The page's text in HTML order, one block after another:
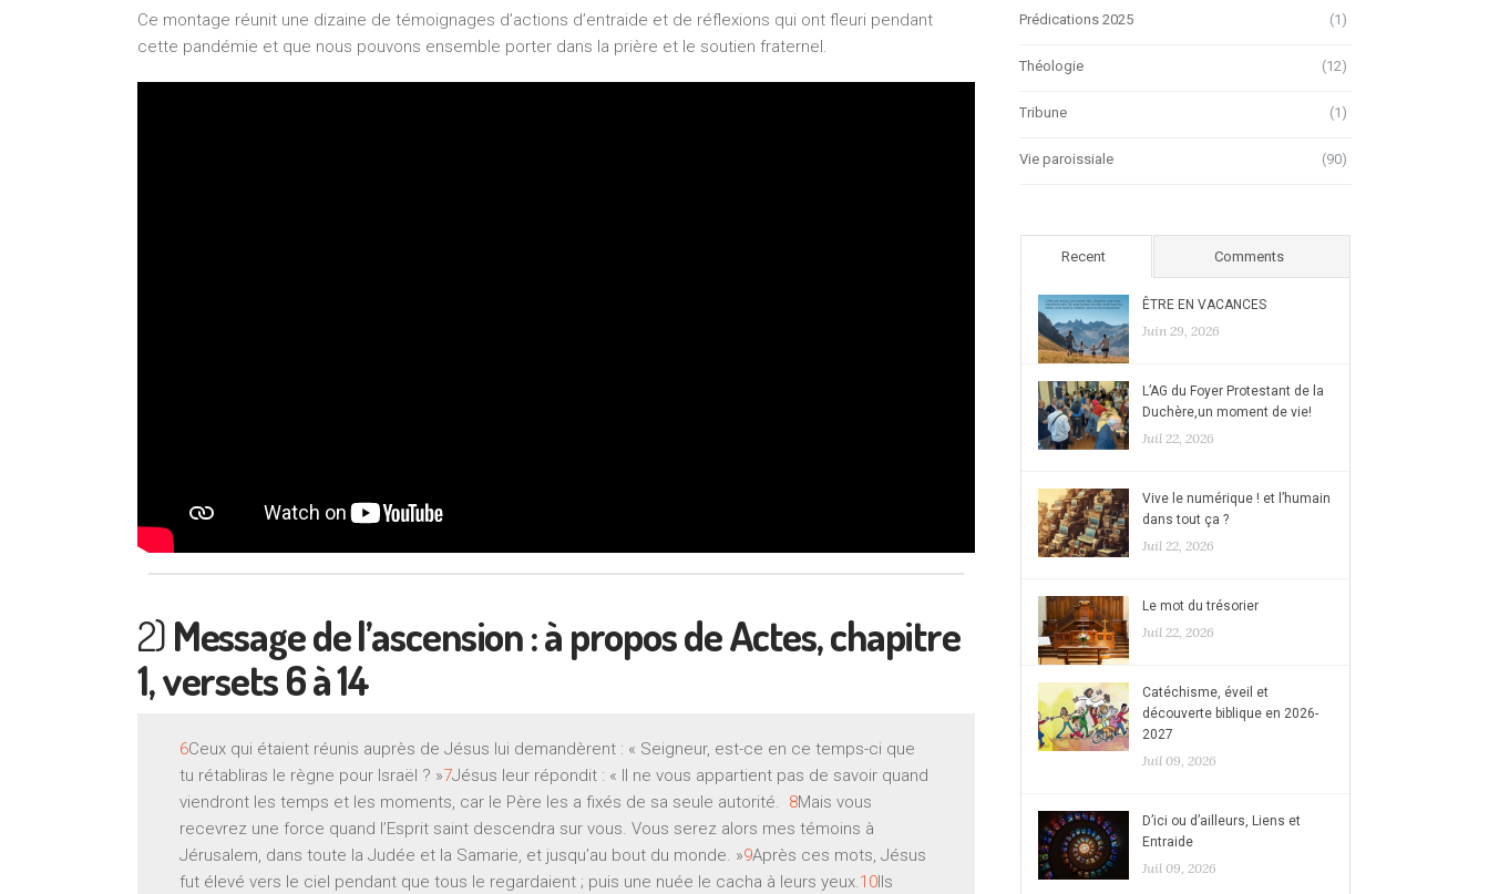
Ce montage réunit une dizaine de témoignages d’actions d’entraide et de réflexions qui ont fleuri pendant
cette pandémie et que nous pouvons ensemble porter dans la prière et le soutien fraternel.
2)Message de l’ascension : à propos de Actes, chapitre
1, versets 6 à 14
6Ceux qui étaient réunis auprès de Jésus lui demandèrent : « Seigneur, est-ce en ce temps-ci que
tu rétabliras le règne pour Israël ? »7Jésus leur répondit : « Il ne vous appartient pas de savoir quand
viendront les temps et les moments, car le Père les a fixés de sa seule autorité. 8Mais vous
recevrez une force quand l’Esprit saint descendra sur vous. Vous serez alors mes témoins à
Jérusalem, dans toute la Judée et la Samarie, et jusqu’au bout du monde. »9Après ces mots, Jésus
fut élevé vers le ciel pendant que tous le regardaient ; puis une nuée le cacha à leurs yeux.10Ils
Prédications 2025 (1)
Théologie (12)
Tribune (1)
Vie paroissiale (90)
Recent Comments
ÊTRE EN VACANCES
Juin 29, 2026
L’AG du Foyer Protestant de la
Duchère,un moment de vie!
Juil 22, 2026
Vive le numérique ! et l’humain
dans tout ça ?
Juil 22, 2026
Le mot du trésorier
Juil 22, 2026
Catéchisme, éveil et
découverte biblique en 2026-
2027
Juil 09, 2026
D’ici ou d’ailleurs, Liens et
Entraide
Juil 09, 2026